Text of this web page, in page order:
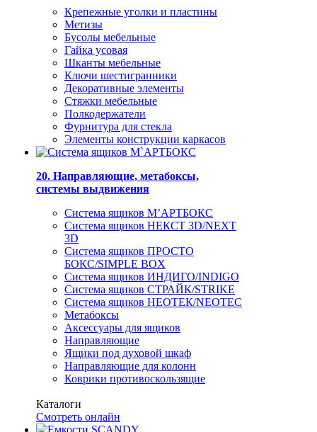
Крепежные уголки и пластины
Метизы
Бусолы мебельные
Гайка усовая
Шканты мебельные
Ключи шестигранники
Декоративные элементы
Стяжки мебельные
Полкодержатели
Фурнитура для стекла
Элементы конструкции каркасов
20. Направляющие, метабоксы,
системы выдвижения
Система ящиков М’АРТБОКС
Система ящиков НЕКСТ 3D/NEXT
3D
Система ящиков ПРОСТО
БОКС/SIMPLE BOX
Система ящиков ИНДИГО/INDIGO
Система ящиков СТРАЙК/STRIKE
Система ящиков НЕОТЕК/NEOTEC
Метабоксы
Аксессуары для ящиков
Направляющие
Ящики под духовой шкаф
Направляющие для колонн
Коврики противоскользящие
Каталоги
Смотреть онлайн